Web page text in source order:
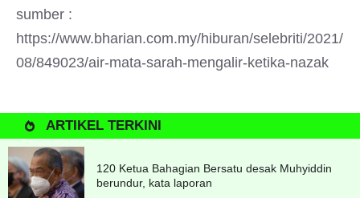
sumber :
https://www.bharian.com.my/hiburan/selebriti/2021/
08/849023/air-mata-sarah-mengalir-ketika-nazak
ARTIKEL TERKINI
120 Ketua Bahagian Bersatu desak Muhyiddin
berundur, kata laporan